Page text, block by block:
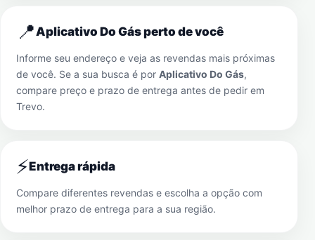
📍Aplicativo Do Gás perto de você
Informe seu endereço e veja as revendas mais próximas
de você. Se a sua busca é por Aplicativo Do Gás,
compare preço e prazo de entrega antes de pedir em
Trevo.
⚡Entrega rápida
Compare diferentes revendas e escolha a opção com
melhor prazo de entrega para a sua região.